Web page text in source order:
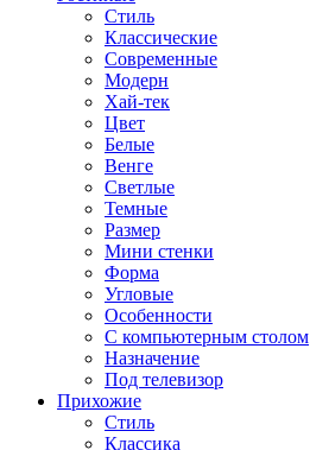
Стиль
Классические
Современные
Модерн
Хай-тек
Цвет
Белые
Венге
Светлые
Темные
Размер
Мини стенки
Форма
Угловые
Особенности
С компьютерным столом
Назначение
Под телевизор
Прихожие
Стиль
Классика